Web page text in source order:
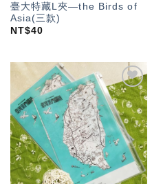
臺大特藏L夾—the Birds of
Asia(三款)
NT$40
加入
「願
望輕
單」